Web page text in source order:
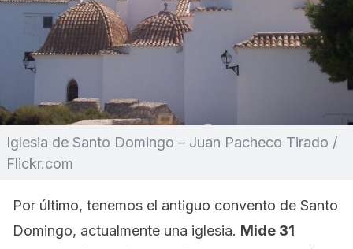
Iglesia de Santo Domingo – Juan Pacheco Tirado /
Flickr.com
Por último, tenemos el antiguo convento de Santo
Domingo, actualmente una iglesia. Mide 31